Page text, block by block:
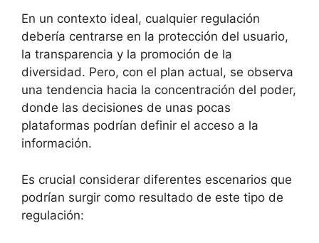
En un contexto ideal, cualquier regulación
debería centrarse en la protección del usuario,
la transparencia y la promoción de la
diversidad. Pero, con el plan actual, se observa
una tendencia hacia la concentración del poder,
donde las decisiones de unas pocas
plataformas podrían definir el acceso a la
información.
Es crucial considerar diferentes escenarios que
podrían surgir como resultado de este tipo de
regulación: